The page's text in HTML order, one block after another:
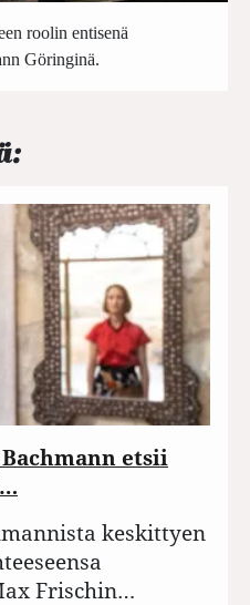
roolin entisenä
Göringinä.
etsii
keskittyen
Frischin…